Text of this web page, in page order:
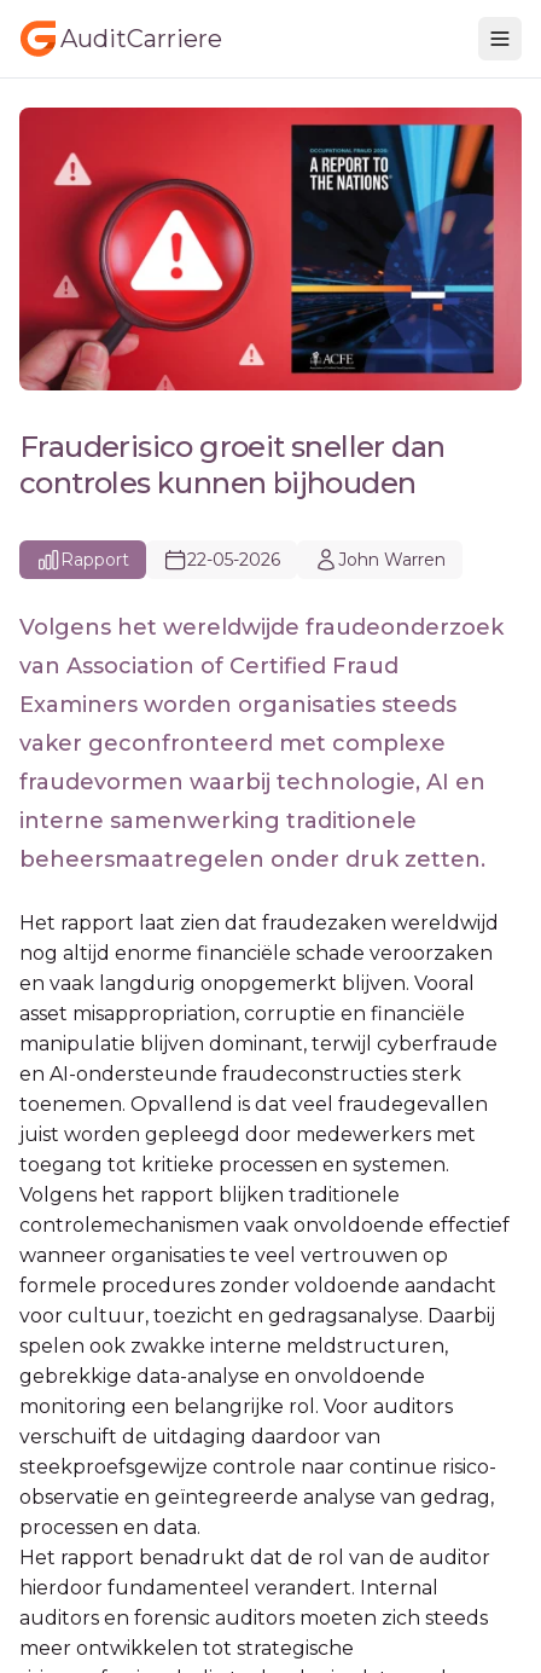
AuditCarriere
Frauderisico groeit sneller dan
controles kunnen bijhouden
Rapport 22-05-2026 John Warren
Volgens het wereldwijde fraudeonderzoek
van Association of Certified Fraud
Examiners worden organisaties steeds
vaker geconfronteerd met complexe
fraudevormen waarbij technologie, AI en
interne samenwerking traditionele
beheersmaatregelen onder druk zetten.
Het rapport laat zien dat fraudezaken wereldwijd
nog altijd enorme financiële schade veroorzaken
en vaak langdurig onopgemerkt blijven. Vooral
asset misappropriation, corruptie en financiële
manipulatie blijven dominant, terwijl cyberfraude
en AI-ondersteunde fraudeconstructies sterk
toenemen. Opvallend is dat veel fraudegevallen
juist worden gepleegd door medewerkers met
toegang tot kritieke processen en systemen.
Volgens het rapport blijken traditionele
controlemechanismen vaak onvoldoende effectief
wanneer organisaties te veel vertrouwen op
formele procedures zonder voldoende aandacht
voor cultuur, toezicht en gedragsanalyse. Daarbij
spelen ook zwakke interne meldstructuren,
gebrekkige data-analyse en onvoldoende
monitoring een belangrijke rol. Voor auditors
verschuift de uitdaging daardoor van
steekproefsgewijze controle naar continue risico-
observatie en geïntegreerde analyse van gedrag,
processen en data.
Het rapport benadrukt dat de rol van de auditor
hierdoor fundamenteel verandert. Internal
auditors en forensic auditors moeten zich steeds
meer ontwikkelen tot strategische